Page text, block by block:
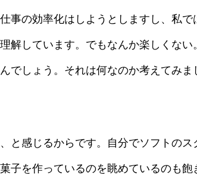
事の効率化はしようとしますし、私
解しています。でもなんか楽しくな
でしょう。それは何なのか考えてみ
と感じるからです。自分でソフトの
子を作っているのを眺めているのも